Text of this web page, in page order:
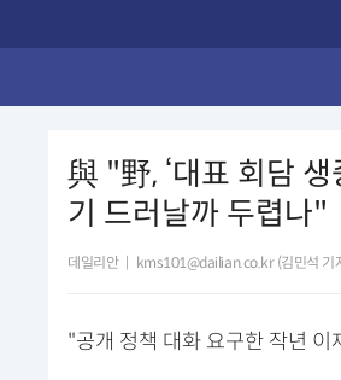
與 "野, ‘대표 회담
기 드러날까 두렵나"
데일리안 kms101@dailian.co.kr (김민석 기
"공개 정책 대화 요구한 작년